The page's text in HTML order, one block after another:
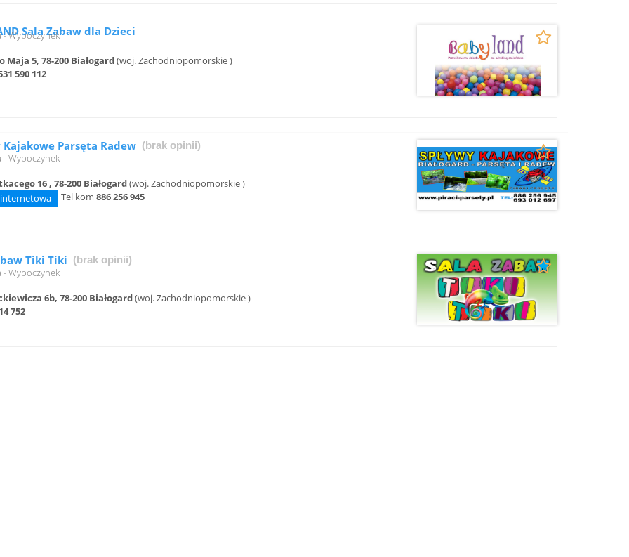
Sala Zabaw dla Dzieci
- Wypoczynek
Maja 5, 78-200 Białogard(woj. Zachodniopomorskie )
590 112
Kajakowe Parsęta Radew (brak opinii)
- Wypoczynek
16 , 78-200 Białogard(woj. Zachodniopomorskie )
Tel kom 886 256 945
Tiki Tiki (brak opinii)
- Wypoczynek
6b, 78-200 Białogard(woj. Zachodniopomorskie )
752